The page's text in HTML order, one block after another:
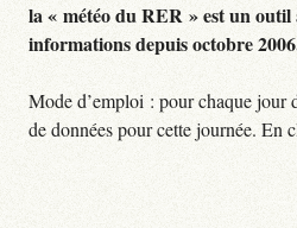
la « météo du RER » est un outil
informations depuis octobre
Mode d’emploi : pour chaque jour
de données pour cette journée. En